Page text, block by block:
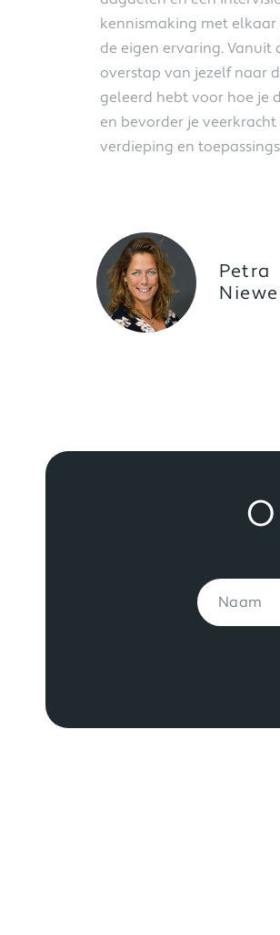
kennismaking met elkaar
de eigen ervaring. Vanuit
overstap van jezelf naar
geleerd hebt voor hoe je
en bevorder je
verdieping en
Petra